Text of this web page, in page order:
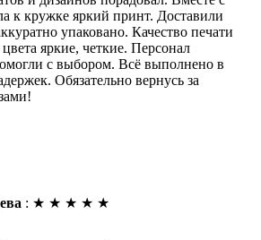
к кружке яркий принт. Доставили
упаковано. Качество печати
яркие, четкие. Персонал
с выбором. Всё выполнено в
Обязательно вернусь за
: ★ ★ ★ ★ ★